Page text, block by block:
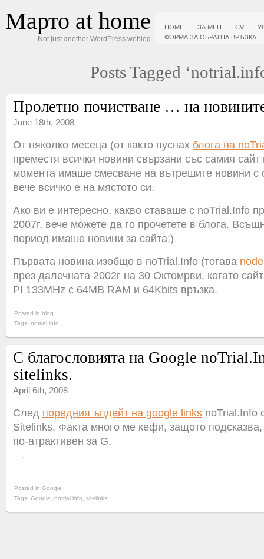
Марто at home
Not just another WordPress weblog
HOME ЗА МЕН CV
ФОРМА ЗА ОБРАТНА ВРЪЗКА
Posts Tagged
Пролетно почистване … на
June 18th, 2008
От няколко месеца (от както пуснах блога на
преместя всички новини свързани със самия
момента имаше смесване на вътрешите новини с
вече всичко е на мястото си.
Ако ви е интересно, какво ставаше с noTrial.Info
2007г, вече можете да го прочетете в блога.
период имаше новини за сайта:)
Първата новина изобщо в noTrial.Info (тогава
през далечната 2002г на 30 Октомрви, когато
PI 133MHz с 64MB RAM и 64Kbits връзка.
Posted in blog
Tags: notrial.info
С благословията на Google
sitelinks.
April 6th, 2008
След поредния ъпдейт на google links noTrial.Info
Sitelinks. Факта много ме кефи, защото подсказва,
по-атрактивен за G.
Posted in Google
Tags: Google notrial.info sitelinks